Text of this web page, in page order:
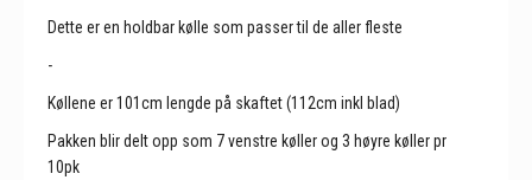
Dette er en holdbar kølle som passer til de aller fleste
-
Køllene er 101cm lengde på skaftet (112cm inkl blad)
Pakken blir delt opp som 7 venstre køller og 3 høyre køller pr
10pk